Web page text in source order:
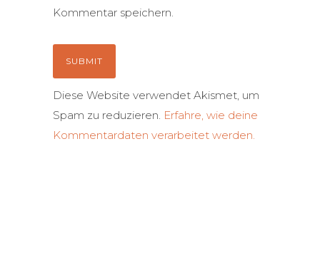
Kommentar speichern.
Diese Website verwendet Akismet, um
Spam zu reduzieren. Erfahre, wie deine
Kommentardaten verarbeitet werden.